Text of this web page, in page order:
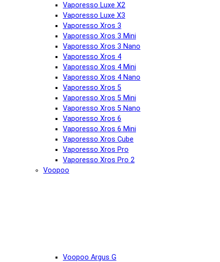
Vaporesso Luxe X2
Vaporesso Luxe X3
Vaporesso Xros 3
Vaporesso Xros 3 Mini
Vaporesso Xros 3 Nano
Vaporesso Xros 4
Vaporesso Xros 4 Mini
Vaporesso Xros 4 Nano
Vaporesso Xros 5
Vaporesso Xros 5 Mini
Vaporesso Xros 5 Nano
Vaporesso Xros 6
Vaporesso Xros 6 Mini
Vaporesso Xros Cube
Vaporesso Xros Pro
Vaporesso Xros Pro 2
Voopoo
Voopoo Argus G